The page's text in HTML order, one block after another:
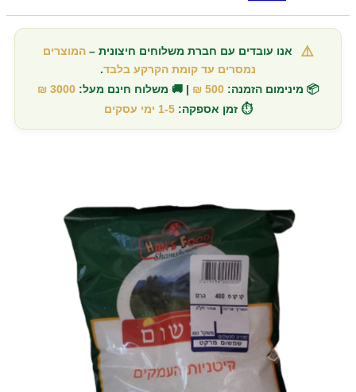
⚠️ אנו עובדים עם חברת משלוחים חיצונית –המוצרים
נמסרים עד קומת הקרקע בלבד.
📦 מינימום הזמנה: 500 ₪ | 🚚 משלוח חינם מעל: 3000 ₪
⏱️ זמן אספקה: 1-5 ימי עסקים